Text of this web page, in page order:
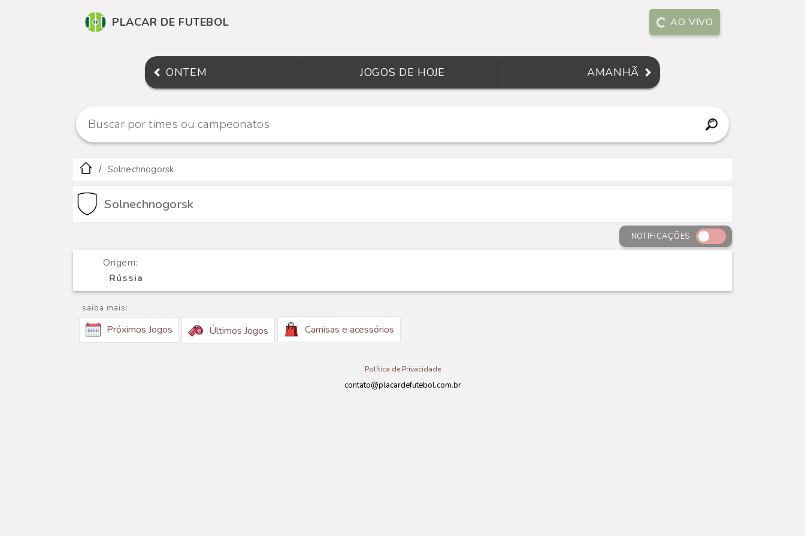
PLACAR DE FUTEBOL AO VIVO
ONTEM JOGOS DE HOJE AMANHÃ
Solnechnogorsk
Solnechnogorsk
NOTIFICAÇÕES
Origem:
Rússia
saiba mais:
Próximos Jogos Últimos Jogos Camisas e acessórios
Política de Privacidade
contato@placardefutebol.com.br